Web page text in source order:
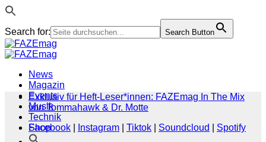
Search for: Search Button
Zum
Inhalt
News
Magazin
Events
Musik
Technik
Shop
Exklusiv für Heft-Leser*innen: FAZEmag In The Mix
von Tommahawk & Dr. Motte
Facebook
Instagram Tiktok Soundcloud
Spotify